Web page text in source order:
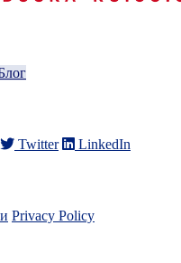
Twitter LinkedIn
Privacy Policy